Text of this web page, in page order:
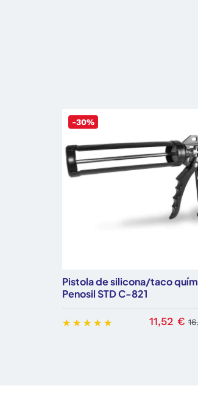
-30%
Pistola de silicona/taco
Penosil STD C-821
11,52 €